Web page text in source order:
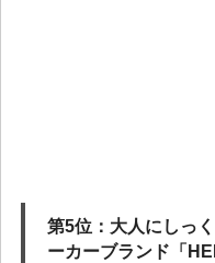
第5位：大人にしっ
ーカーブランド「